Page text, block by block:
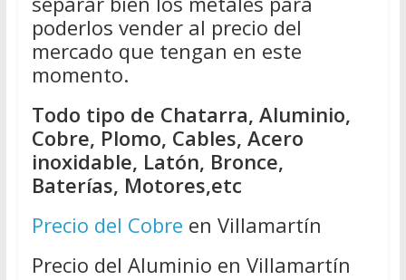
poderlos vender al precio del
mercado que tengan en este
momento.
Todo tipo de Chatarra, Aluminio,
Cobre, Plomo, Cables, Acero
inoxidable, Latón, Bronce,
Baterías, Motores,etc
Precio del Cobre en Villamartín
Precio del Aluminio en Villamartín